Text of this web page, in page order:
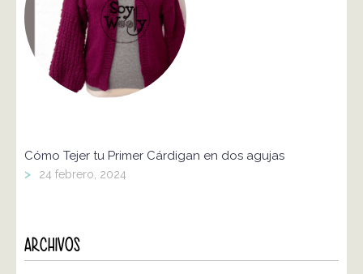
Cómo Tejer tu Primer Cárdigan en dos agujas
> 24 febrero, 2024
ARCHIVOS